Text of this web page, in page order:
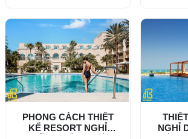
PHONG CÁCH THIẾT
KẾ RESORT NGHỈ
NGHỈ